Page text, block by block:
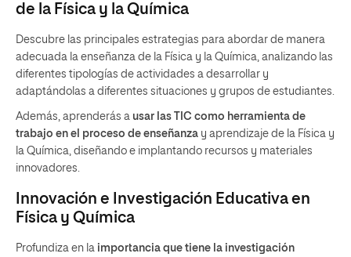
de la Física y la Química
Descubre las principales estrategias para abordar de manera
adecuada la enseñanza de la Física y la Química, analizando las
diferentes tipologías de actividades a desarrollar y
adaptándolas a diferentes situaciones y grupos de estudiantes.
Además, aprenderás a usar las TIC como herramienta de
trabajo en el proceso de enseñanza y aprendizaje de la Física y
la Química, diseñando e implantando recursos y materiales
innovadores.
Innovación e Investigación Educativa en
Física y Química
Profundiza en la importancia que tiene la investigación